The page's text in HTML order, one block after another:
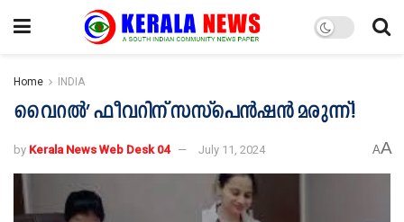
Home INDIA
വൈറൽ’ ഫീവറിന് സസ്പെൻഷൻ മരുന്ന്!
by Kerala News Web Desk 04 July 11, 2024 AA